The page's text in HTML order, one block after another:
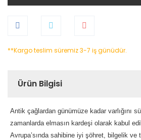
**Kargo teslim süremiz 3-7 iş günüdür.
Ürün Bilgisi
Antik çağlardan günümüze kadar varlığını
zamanlarda elmasın kardeşi olarak kabul
Avrupa’sında sahibine iyi şöhret, bilgelik